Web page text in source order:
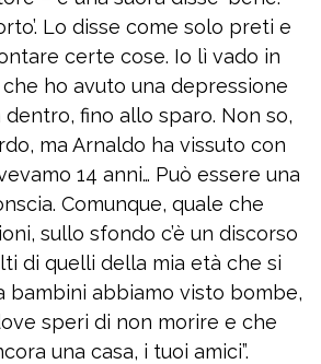
Lo disse come solo preti e
certe cose. Io lì vado in
ho avuto una depressione
fino allo sparo. Non so,
ma Arnaldo ha vissuto con
14 anni… Può essere una
Comunque, quale che
sullo sfondo c’è un discorso
di quelli della mia età che si
bambini abbiamo visto bombe,
speri di non morire e che
una casa, i tuoi amici”.